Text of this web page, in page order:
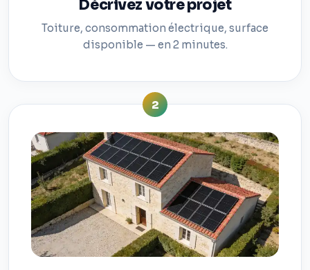
Décrivez votre projet
Toiture, consommation électrique, surface
disponible — en 2 minutes.
2